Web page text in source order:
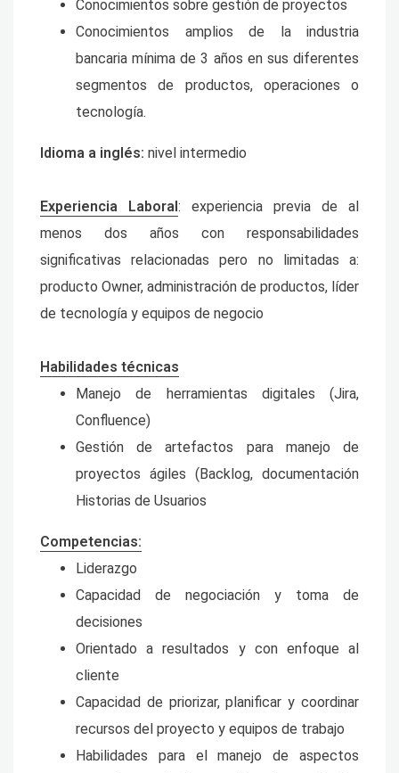
Conocimientos sobre gestión de proyectos
Conocimientos amplios de la industria
bancaria mínima de 3 años en sus diferentes
segmentos de productos, operaciones o
tecnología.
Idioma a inglés: nivel intermedio
Experiencia Laboral : experiencia previa de al
menos dos años con responsabilidades
significativas relacionadas pero no limitadas a:
producto Owner, administración de productos, líder
de tecnología y equipos de negocio
Habilidades técnicas
Manejo de herramientas digitales (Jira,
Confluence)
Gestión de artefactos para manejo de
proyectos ágiles (Backlog, documentación
Historias de Usuarios
Competencias:
Liderazgo
Capacidad de negociación y toma de
decisiones
Orientado a resultados y con enfoque al
cliente
Capacidad de priorizar, planificar y coordinar
recursos del proyecto y equipos de trabajo
Habilidades para el manejo de aspectos